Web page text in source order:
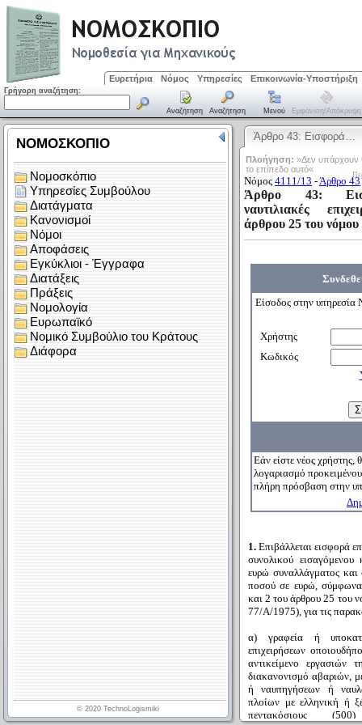
Ευρετήρια Νόμος Υπηρεσίες Επικοινωνία-Υποστήριξη
Γρήγορη αναζήτηση:
Αναζήτηση Αναζήτηση Μενού Εμφάνιση/απόκρυψη
Άρθρο 43: Εισφορά…